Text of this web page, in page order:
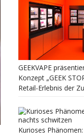
GEEKVAPE
Konzept „GEEK
Retail-Erlebnis der
Kurioses